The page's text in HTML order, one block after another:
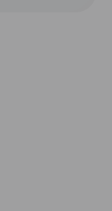
данных